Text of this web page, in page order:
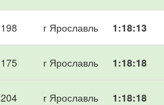
198 г Ярославль 1:18:13
175 г Ярославль 1:18:18
204 г Ярославль 1:18:18